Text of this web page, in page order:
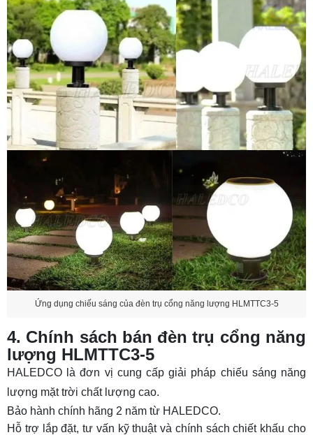
Ứng dụng chiếu sáng của đèn trụ cổng năng lượng HLMTTC3-5
4. Chính sách bán đèn trụ cổng năng
lượng HLMTTC3-5
HALEDCO là đơn vị cung cấp giải pháp chiếu sáng năng
lượng mặt trời chất lượng cao.
Bảo hành chính hãng 2 năm từ HALEDCO.
Hỗ trợ lắp đặt, tư vấn kỹ thuật và chính sách chiết khấu cho